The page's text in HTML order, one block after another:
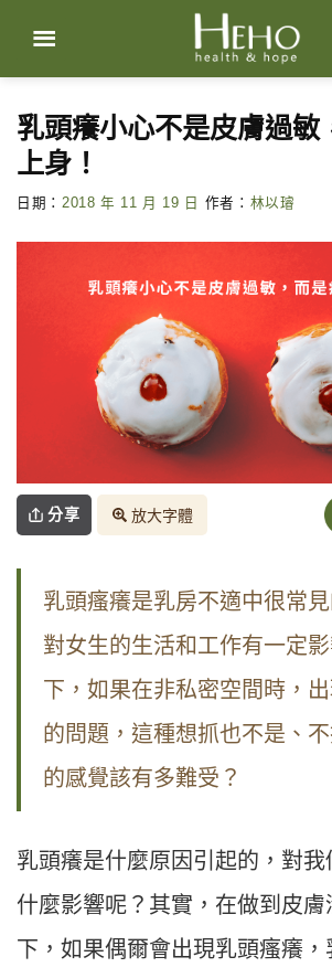
content
乳頭癢小心不是皮膚過敏
上身！
日期： 2018 年 11 月 19 日 作者： 林以璿
分享 放大字體
乳頭瘙癢是乳房不適中很常見
對女生的生活和工作有一定
下，如果在非私密空間時，
的問題，這種想抓也不是、
的感覺該有多難受？
乳頭癢是什麼原因引起的，對我
什麼影響呢？其實，在做到皮
下，如果偶爾會出現乳頭瘙癢